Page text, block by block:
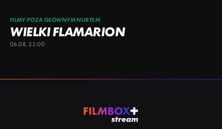
FILMY POZA GŁÓWNYM NURTEM
WIELKI FLAMARION
06.08, 21:00